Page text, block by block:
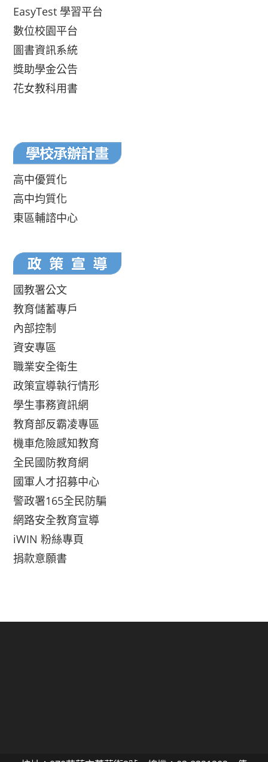
EasyTest 學習平台
數位校園平台
圖書資訊系統
獎助學金公告
花女教科用書
高中優質化
高中均質化
東區輔諮中心
國教署公文
教育儲蓄專戶
內部控制
資安專區
職業安全衛生
政策宣導執行情形
學生事務資訊網
教育部反霸凌專區
機車危險感知教育
全民國防教育網
國軍人才招募中心
警政署165全民防騙
網路安全教育宣導
iWIN 粉絲專頁
捐款意願書